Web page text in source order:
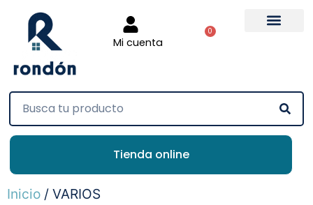
Mi cuenta
0
Tienda online
Inicio / VARIOS